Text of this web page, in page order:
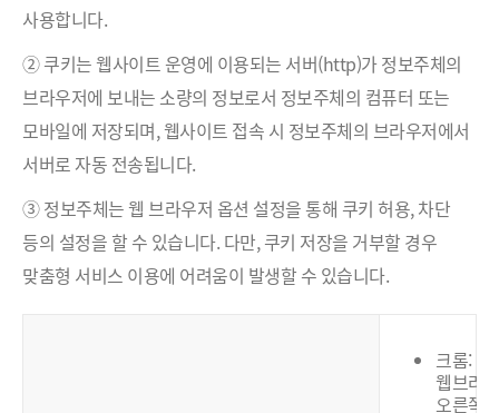
사용합니다.
② 쿠키는 웹사이트 운영에 이용되는 서버(http)가 정보주체의
브라우저에 보내는 소량의 정보로서 정보주체의 컴퓨터 또는
모바일에 저장되며, 웹사이트 접속 시 정보주체의 브라우저에서
서버로 자동 전송됩니다.
③ 정보주체는 웹 브라우저 옵션 설정을 통해 쿠키 허용, 차단
등의 설정을 할 수 있습니다. 다만, 쿠키 저장을 거부할 경우
맞춤형 서비스 이용에 어려움이 발생할 수 있습니다.
크롬:
웹브라
오른쪽